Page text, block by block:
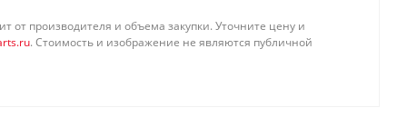
от производителя и объема закупки. Уточните цену и
. Стоимость и изображение не являются публичной